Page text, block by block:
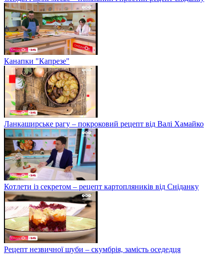
Канапки "Капрезе"
Ланкаширське рагу – покроковий рецепт від Валі Хамайко
Котлети із секретом – рецепт картопляників від Сніданку
Рецепт незвичної шуби – скумбрія, замість оседедця